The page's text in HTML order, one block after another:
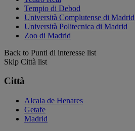
Tempio di Debod
Università Complutense di Madrid
Università Politecnica di Madrid
Zoo di Madrid
Back to Punti di interesse list
Skip Città list
Città
Alcala de Henares
Getafe
Madrid